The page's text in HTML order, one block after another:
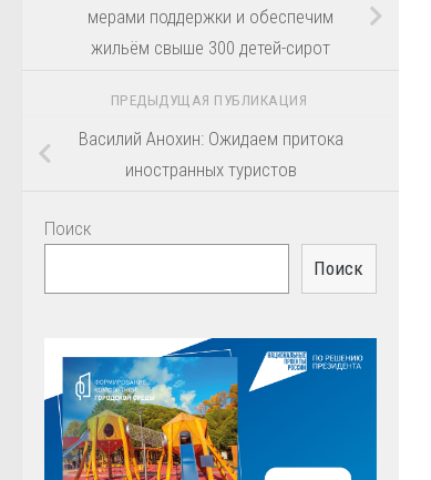
мерами поддержки и обеспечим
жильём свыше 300 детей-сирот
ПРЕДЫДУЩАЯ ПУБЛИКАЦИЯ
Василий Анохин: Ожидаем притока
иностранных туристов
Поиск
Поиск